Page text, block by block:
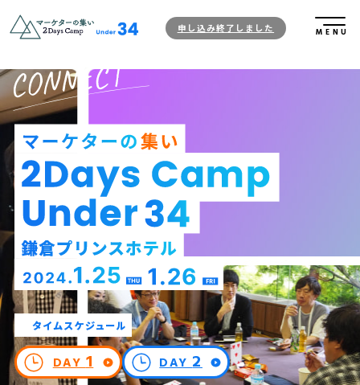
申し込み終了しました MENU
タイムスケジュール
DAY1 DAY2